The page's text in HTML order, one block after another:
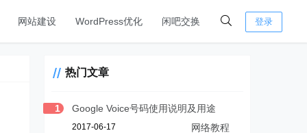
网站建设 WordPress优化 闲吧交换 登录
热门文章
1 Google Voice号码使用说明及用途
2017-06-17 网络教程